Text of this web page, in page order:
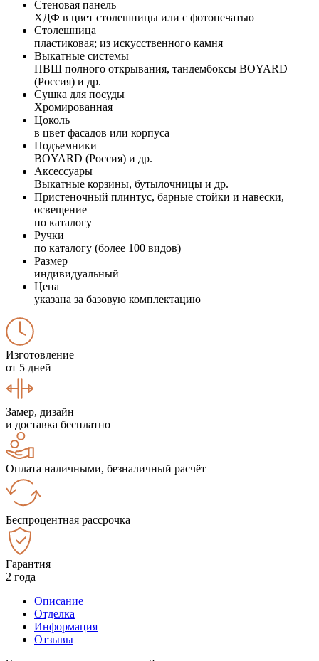
Стеновая панель
ХДФ в цвет столешницы или с фотопечатью
Столешница
пластиковая; из искусственного камня
Выкатные системы
ПВШ полного открывания, тандембоксы BOYARD
(Россия) и др.
Сушка для посуды
Хромированная
Цоколь
в цвет фасадов или корпуса
Подъемники
BOYARD (Россия) и др.
Аксессуары
Выкатные корзины, бутылочницы и др.
Пристеночный плинтус, барные стойки и навески,
освещение
по каталогу
Ручки
по каталогу (более 100 видов)
Размер
индивидуальный
Цена
указана за базовую комплектацию
Изготовление
от 5 дней
Замер, дизайн
и доставка бесплатно
Оплата наличными, безналичный расчёт
Беспроцентная рассрочка
Гарантия
2 года
Описание
Отделка
Информация
Отзывы